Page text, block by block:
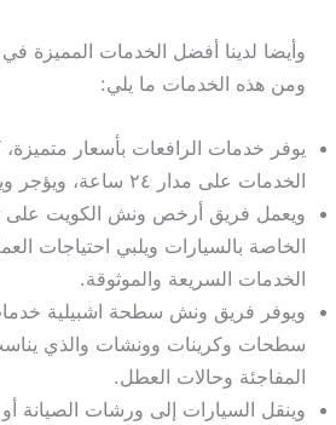
وأيضا لدينا أفضل الخدمات المميزة في
ومن هذه الخدمات ما يلي:
يوفر خدمات الرافعات بأسعار
الخدمات على مدار ٢٤ ساعة، ويؤجر ويبيع الآليات.
ويعمل فريق أرخص ونش الكويت على
الخاصة بالسيارات ويلبي احتياجات
الخدمات السريعة والموثوقة.
ويوفر فريق ونش سطحة اشبيلية
سطحات وكرينات وونشات والذي
المفاجئة وحالات العطل.
وينقل السيارات إلى ورشات الصيانة